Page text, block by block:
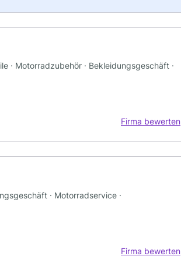
· Motorradzubehör · Bekleidungsgeschäft ·
Firma bewerten
· Motorradservice ·
Firma bewerten